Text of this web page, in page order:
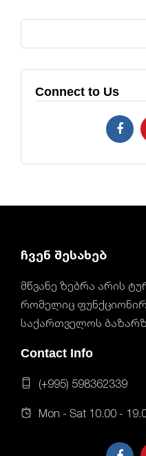
Connect to Us
ჩვენ შესახებ
მწვანე ზებრა არის
რომელიც
საქართველოს
Contact Info
(+995) 598362339
Mon - Sat 10.00 -